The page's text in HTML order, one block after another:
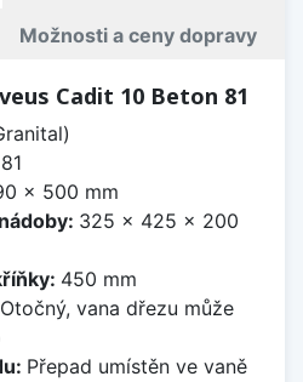
Možnosti a ceny dopravy
Cadit 10 Beton 81
x 500 mm
325 x 425 x 200
450 mm
Otočný, vana dřezu může
Přepad umístěn ve vaně